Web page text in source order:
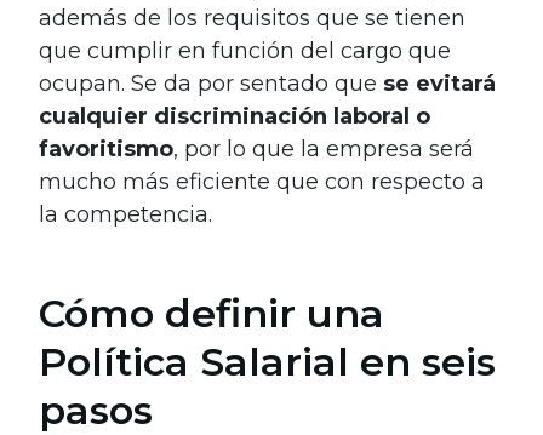
además de los requisitos que se tienen
que cumplir en función del cargo que
ocupan. Se da por sentado que se evitará
cualquier discriminación laboral o
favoritismo, por lo que la empresa será
mucho más eficiente que con respecto a
la competencia.
Cómo definir una
Política Salarial en seis
pasos